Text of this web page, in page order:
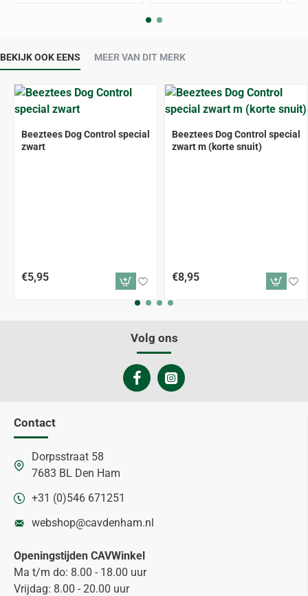
BEKIJK OOK EENS MEER VAN DIT MERK
Beeztees Dog Control special
zwart
€5,95
Beeztees Dog Control special
zwart m (korte snuit)
€8,95
Volg ons
Contact
Dorpsstraat 58
7683 BL Den Ham
+31 (0)546 671251
webshop@cavdenham.nl
Openingstijden CAVWinkel
Ma t/m do: 8.00 - 18.00 uur
Vrijdag: 8.00 - 20.00 uur